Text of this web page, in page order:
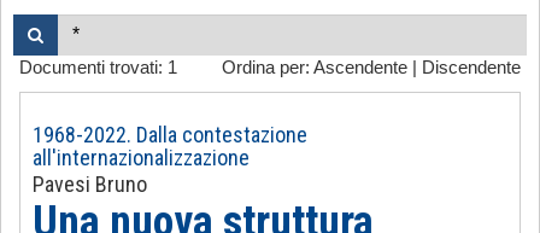
1945-1968 Dalla liberazione al '68
1968-2022 Dalla contestazione all'internazionalizzazione
-
Ordina per: Ascendente Discendente
Documenti trovati: 1
1968-2022. Dalla contestazione
all'internazionalizzazione
Pavesi Bruno
Una nuova struttura